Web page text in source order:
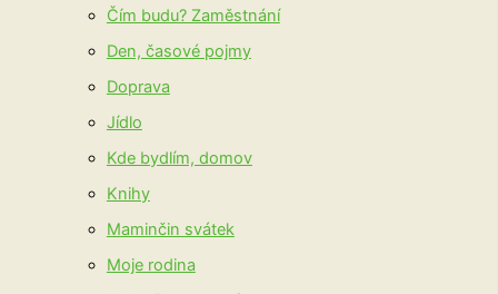
Čím budu? Zaměstnání
Den, časové pojmy
Doprava
Jídlo
Kde bydlím, domov
Knihy
Maminčin svátek
Moje rodina